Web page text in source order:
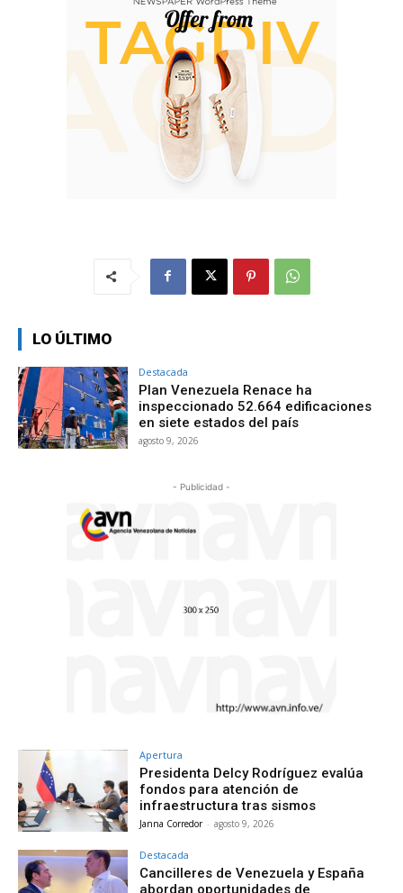
LO ÚLTIMO
Destacada
Plan Venezuela Renace ha
inspeccionado 52.664 edificaciones
en siete estados del país
agosto 9, 2026
- Publicidad -
Apertura
Presidenta Delcy Rodríguez evalúa
fondos para atención de
infraestructura tras sismos
Janna Corredor - agosto 9, 2026
Destacada
Cancilleres de Venezuela y España
abordan oportunidades de